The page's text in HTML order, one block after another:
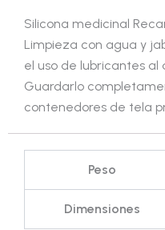
Silicona medicinal
Limpieza con agua y
el uso de lubricantes
Guardarlo
contenedores de tela
Peso
Dimensiones